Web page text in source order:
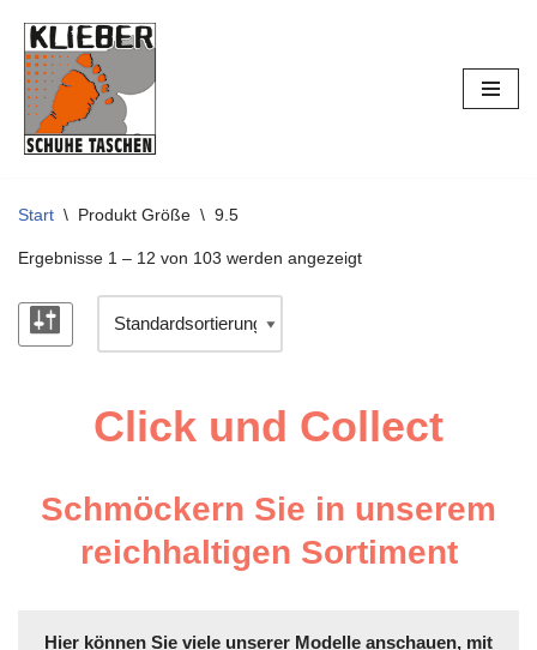
Zum
Inhalt
springen
Start \ Produkt Größe \ 9.5
Ergebnisse 1 – 12 von 103 werden angezeigt
Click und Collect
Schmöckern Sie in unserem
reichhaltigen Sortiment
Hier können Sie viele unserer Modelle anschauen, mit